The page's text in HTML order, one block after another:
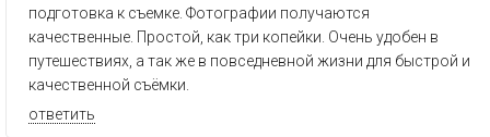
подготовка к съемке. Фотографии получаются
качественные. Простой, как три копейки. Очень удобен в
путешествиях, а так же в повседневной жизни для быстрой и
качественной съёмки.
ответить